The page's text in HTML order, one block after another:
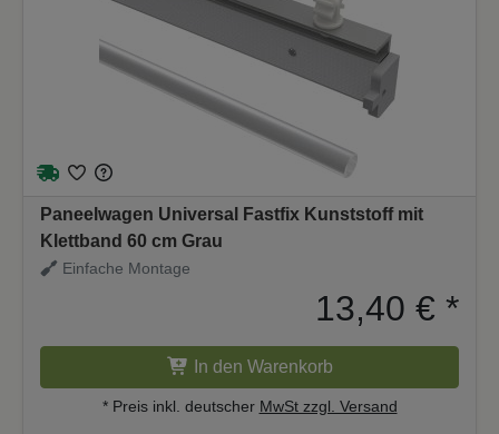
Paneelwagen Universal Fastfix Kunststoff mit
Klettband 60 cm Grau
Einfache Montage
13,40 € *
In den Warenkorb
* Preis inkl. deutscher MwSt zzgl. Versand